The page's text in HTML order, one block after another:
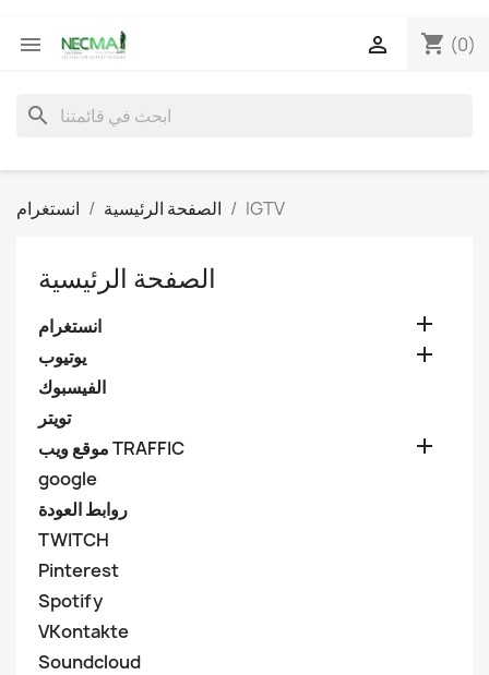
 shopping_cart (0)

search
الصفحة الرئيسية انستغرام IGTV
الصفحة الرئيسية
انستغرام 
يوتيوب 
الفيسبوك
تويتر
موقع ويب TRAFFIC

google
روابط العودة
TWITCH
Pinterest
Spotify
VKontakte
Soundcloud